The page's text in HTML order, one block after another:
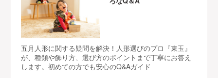
五月人形に関する疑問を解決！人形選びのプロ『東玉』
が、種類や飾り方、選び方のポイントまで丁寧にお答え
します。初めての方でも安心のQ&Aガイド